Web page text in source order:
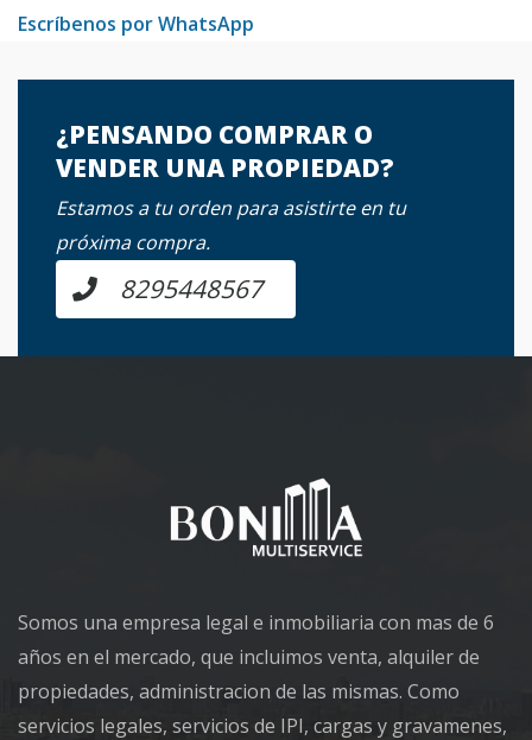
Escríbenos por WhatsApp
¿PENSANDO COMPRAR O
VENDER UNA PROPIEDAD?
Estamos a tu orden para asistirte en tu
próxima compra.
8295448567
Somos una empresa legal e inmobiliaria con mas de 6
años en el mercado, que incluimos venta, alquiler de
propiedades, administracion de las mismas. Como
servicios legales, servicios de IPI, cargas y gravamenes,